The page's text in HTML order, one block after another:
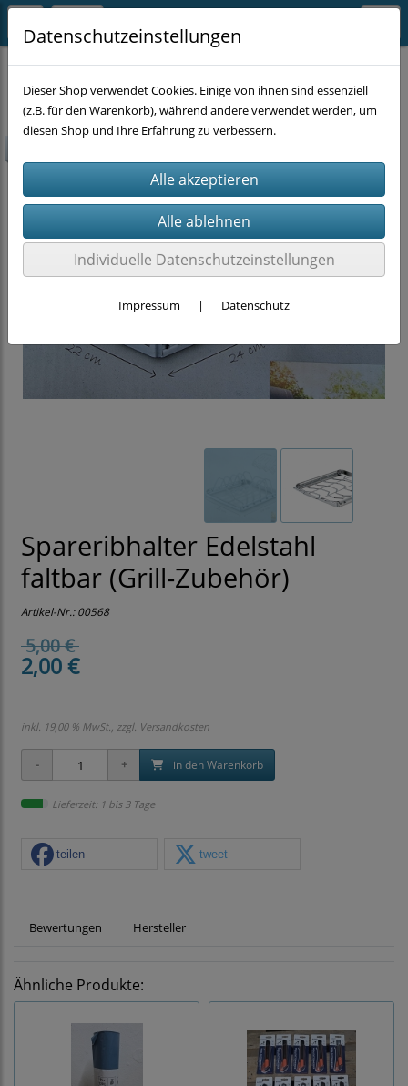
SONSTIGES
Spareribhalter Edelstahl
faltbar (Grill-Zubehör)
Artikel-Nr.:00568
5,00 €
2,00 €
inkl. 19,00 % MwSt., zzgl. Versandkosten
in den Warenkorb
Lieferzeit: 1 bis 3 Tage
teilen tweet
Bewertungen Hersteller
Ähnliche Produkte:
Datenschutzeinstellungen
Dieser Shop verwendet Cookies. Einige von ihnen sind essenziell
(z.B. für den Warenkorb), während andere verwendet werden, um
diesen Shop und Ihre Erfahrung zu verbessern.
Individuelle Datenschutzeinstellungen
Impressum | Datenschutz